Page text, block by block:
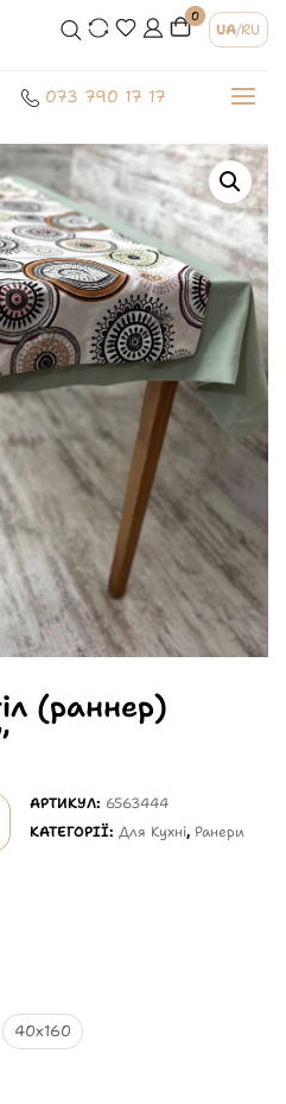
0
UA/RU
073 790 17 17
(раннер)
АРТИКУЛ: 6563444
КАТЕГОРІЇ:Для Кухні,Ранери
40х160